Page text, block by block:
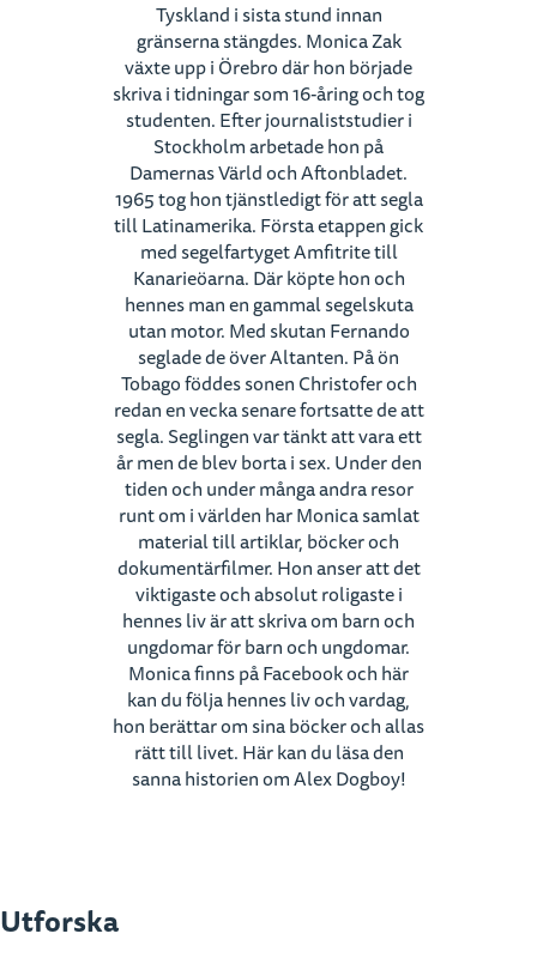
Tyskland i sista stund innan
gränserna stängdes. Monica Zak
växte upp i Örebro där hon började
skriva i tidningar som 16-åring och tog
studenten. Efter journaliststudier i
Stockholm arbetade hon på
Damernas Värld och Aftonbladet.
1965 tog hon tjänstledigt för att segla
till Latinamerika. Första etappen gick
med segelfartyget Amfitrite till
Kanarieöarna. Där köpte hon och
hennes man en gammal segelskuta
utan motor. Med skutan Fernando
seglade de över Altanten. På ön
Tobago föddes sonen Christofer och
redan en vecka senare fortsatte de att
segla. Seglingen var tänkt att vara ett
år men de blev borta i sex. Under den
tiden och under många andra resor
runt om i världen har Monica samlat
material till artiklar, böcker och
dokumentärfilmer. Hon anser att det
viktigaste och absolut roligaste i
hennes liv är att skriva om barn och
ungdomar för barn och ungdomar.
Monica finns på Facebook och här
kan du följa hennes liv och vardag,
hon berättar om sina böcker och allas
rätt till livet. Här kan du läsa den
sanna historien om Alex Dogboy!
Utforska